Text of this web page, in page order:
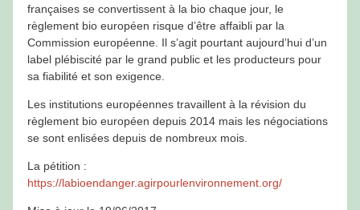
françaises se convertissent à la bio chaque jour, le
règlement bio européen risque d’être affaibli par la
Commission européenne. Il s’agit pourtant aujourd’hui d’un
label plébiscité par le grand public et les producteurs pour
sa fiabilité et son exigence.
Les institutions européennes travaillent à la révision du
règlement bio européen depuis 2014 mais les négociations
se sont enlisées depuis de nombreux mois.
La pétition :
https://labioendanger.agirpourlenvironnement.org/